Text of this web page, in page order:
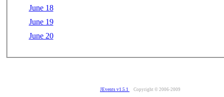
June 18
June 19
June 20
JEvents v1.5.1 Copyright © 2006-2009